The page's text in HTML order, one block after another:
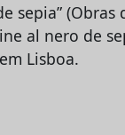
(Obras
al nero de
Lisboa.